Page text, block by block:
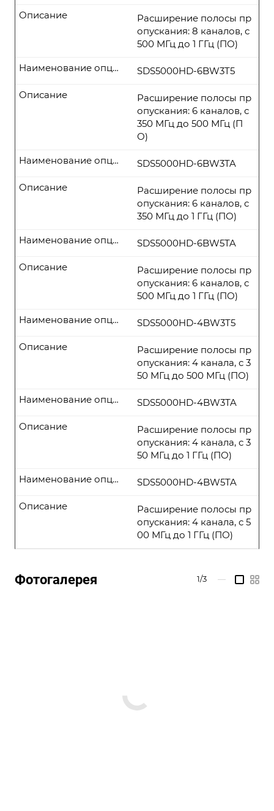
Расширение полосы пр
опускания: 8 каналов, с
500 МГц до 1 ГГц (ПО)
Описание
SDS5000HD-6BW3T5
Наименование опции
Расширение полосы пр
опускания: 6 каналов, с
350 МГц до 500 МГц (П
О)
Описание
SDS5000HD-6BW3TA
Наименование опции
Расширение полосы пр
опускания: 6 каналов, с
350 МГц до 1 ГГц (ПО)
Описание
SDS5000HD-6BW5TA
Наименование опции
Расширение полосы пр
опускания: 6 каналов, с
500 МГц до 1 ГГц (ПО)
Описание
SDS5000HD-4BW3T5
Наименование опции
Расширение полосы пр
опускания: 4 канала, с 3
50 МГц до 500 МГц (ПО)
Описание
SDS5000HD-4BW3TA
Наименование опции
Расширение полосы пр
опускания: 4 канала, с 3
50 МГц до 1 ГГц (ПО)
Описание
SDS5000HD-4BW5TA
Наименование опции
Расширение полосы пр
опускания: 4 канала, с 5
00 МГц до 1 ГГц (ПО)
Описание
Фотогалерея 1/3 —